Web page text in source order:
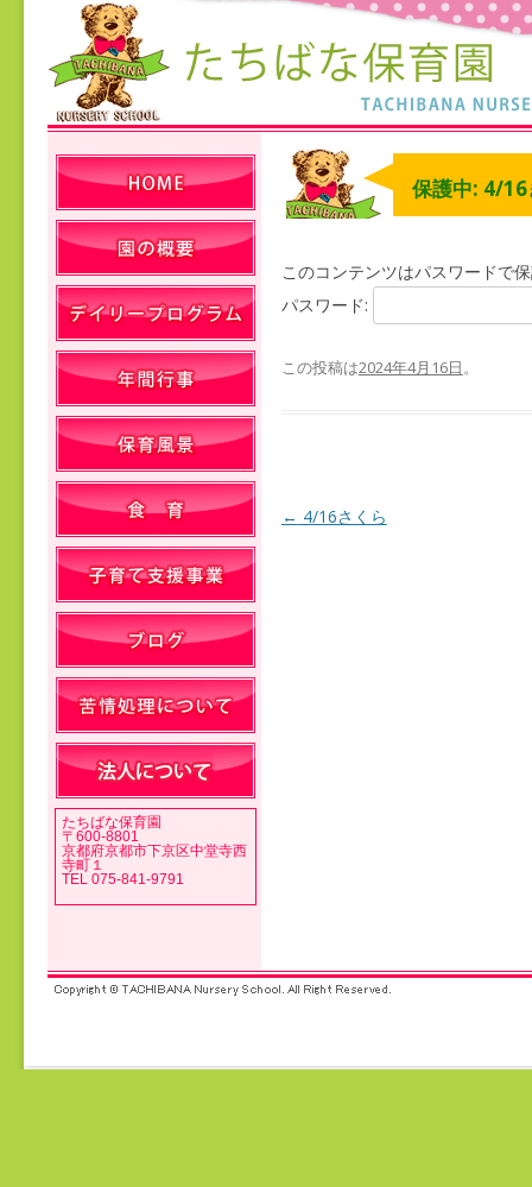
保護中: 4/16
このコンテンツはパスワードで
パスワード:
この投稿は2024年4月16日。
投稿ナビゲーション
← 4/16さくら
たちばな保育園
〒600-8801
京都府京都市下京区中堂寺西
寺町１
TEL 075-841-9791